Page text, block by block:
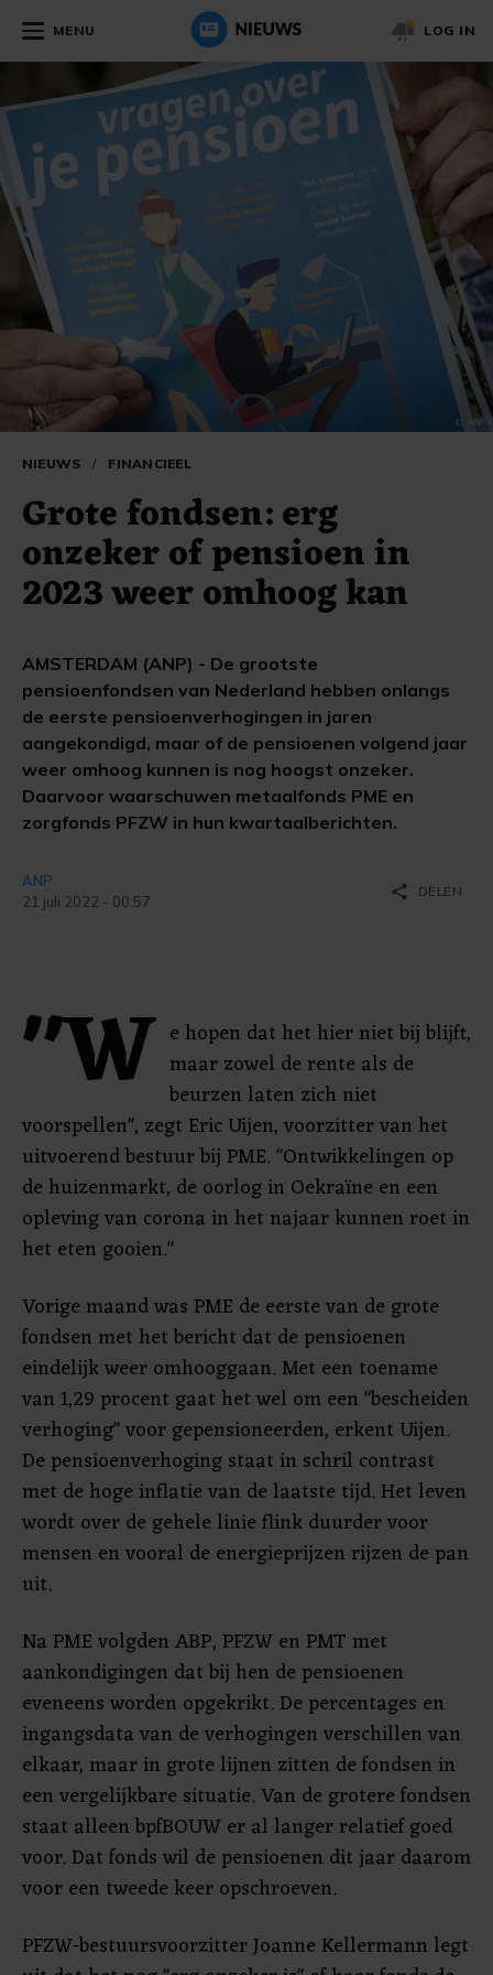
MENU LOG IN
NIEUWS / FINANCIEEL
Grote fondsen: erg
onzeker of pensioen in
2023 weer omhoog kan
AMSTERDAM (ANP) - De grootste
pensioenfondsen van Nederland hebben onlangs
de eerste pensioenverhogingen in jaren
aangekondigd, maar of de pensioenen volgend jaar
weer omhoog kunnen is nog hoogst onzeker.
Daarvoor waarschuwen metaalfonds PME en
zorgfonds PFZW in hun kwartaalberichten.
ANP
21 juli 2022 - 00:57
share DELEN
"W e hopen dat het hier niet bij blijft,
maar zowel de rente als de
beurzen laten zich niet
voorspellen", zegt Eric Uijen, voorzitter van het
uitvoerend bestuur bij PME. "Ontwikkelingen op
de huizenmarkt, de oorlog in Oekraïne en een
opleving van corona in het najaar kunnen roet in
het eten gooien."
Vorige maand was PME de eerste van de grote
fondsen met het bericht dat de pensioenen
eindelijk weer omhooggaan. Met een toename
van 1,29 procent gaat het wel om een "bescheiden
verhoging" voor gepensioneerden, erkent Uijen.
De pensioenverhoging staat in schril contrast
met de hoge inflatie van de laatste tijd. Het leven
wordt over de gehele linie flink duurder voor
mensen en vooral de energieprijzen rijzen de pan
uit.
Na PME volgden ABP, PFZW en PMT met
aankondigingen dat bij hen de pensioenen
eveneens worden opgekrikt. De percentages en
ingangsdata van de verhogingen verschillen van
elkaar, maar in grote lijnen zitten de fondsen in
een vergelijkbare situatie. Van de grotere fondsen
staat alleen bpfBOUW er al langer relatief goed
voor. Dat fonds wil de pensioenen dit jaar daarom
voor een tweede keer opschroeven.
PFZW-bestuursvoorzitter Joanne Kellermann legt